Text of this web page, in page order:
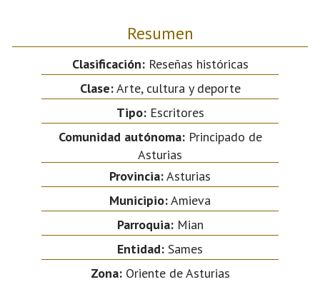
Resumen
Clasificación:Reseñas históricas
Clase:Arte, cultura y deporte
Tipo:Escritores
Comunidad autónoma:Principado de
Asturias
Provincia:Asturias
Municipio:Amieva
Parroquia:Mian
Entidad: Sames
Zona:Oriente de Asturias